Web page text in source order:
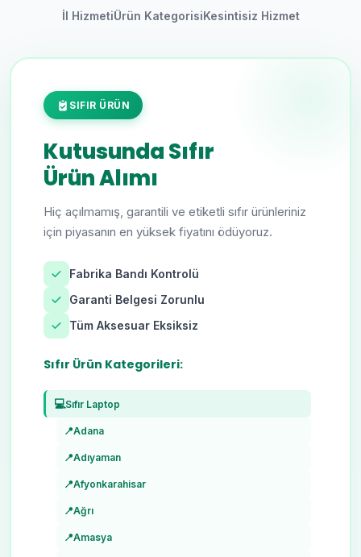
İl HizmetiÜrün KategorisiKesintisiz Hizmet
SIFIR ÜRÜN
Kutusunda Sıfır
Ürün Alımı
Hiç açılmamış, garantili ve etiketli sıfır ürünleriniz
için piyasanın en yüksek fiyatını ödüyoruz.
Fabrika Bandı Kontrolü
Garanti Belgesi Zorunlu
Tüm Aksesuar Eksiksiz
Sıfır Ürün Kategorileri:
💻Sıfır Laptop
📍Adana
📍Adıyaman
📍Afyonkarahisar
📍Ağrı
📍Amasya